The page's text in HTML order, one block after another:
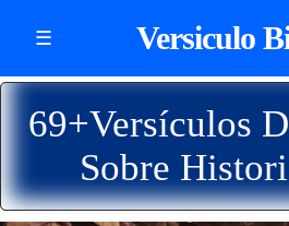
☰ Versiculo
69+Versículos
Sobre